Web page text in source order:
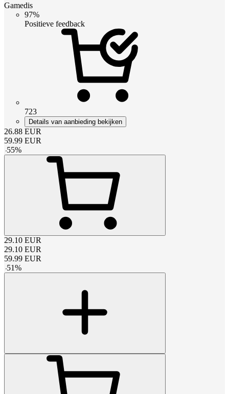
Gamedis
97%
Positieve feedback
723
Details van aanbieding bekijken
26.88 EUR
59.99 EUR
-55%
29.10 EUR
29.10 EUR
59.99 EUR
-51%